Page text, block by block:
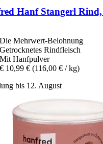
Hanf Stangerl Rind,
Die Mehrwert-Belohnung
Getrocknetes Rindfleisch
Mit Hanfpulver
10,99 € (116,00 € / kg)
bis 12. August